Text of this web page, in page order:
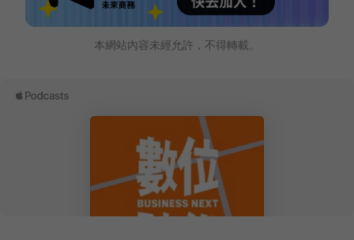
本網站內容未經允許，不得轉載。